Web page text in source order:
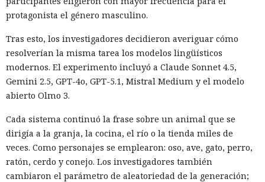
protagonista el género masculino.
Tras esto, los investigadores decidieron averiguar cómo
resolverían la misma tarea los modelos lingüísticos
modernos. El experimento incluyó a Claude Sonnet 4.5,
Gemini 2.5, GPT-4o, GPT-5.1, Mistral Medium y el modelo
abierto Olmo 3.
Cada sistema continuó la frase sobre un animal que se
dirigía a la granja, la cocina, el río o la tienda miles de
veces. Como personajes se emplearon: oso, ave, gato, perro,
ratón, cerdo y conejo. Los investigadores también
cambiaron el parámetro de aleatoriedad de la generación;